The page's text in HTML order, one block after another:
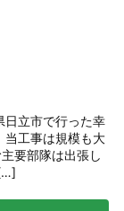
日立市で行った幸
当工事は規模も大
要部隊は出張し